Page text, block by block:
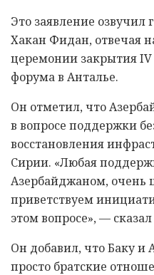
Это заявление озвучил
Хакан Фидан, отвечая
церемонии закрытия
форума в Анталье.
Он отметил, что
в вопросе поддержки
восстановления
Сирии. «Любая
Азербайджаном, очень
приветствуем
этом вопросе», —
Он добавил, что Баку и
просто братские